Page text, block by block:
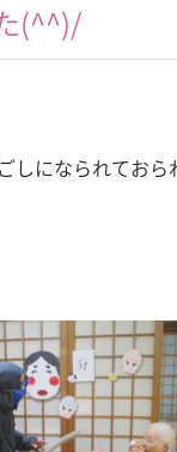
(^^)/
しになられてお